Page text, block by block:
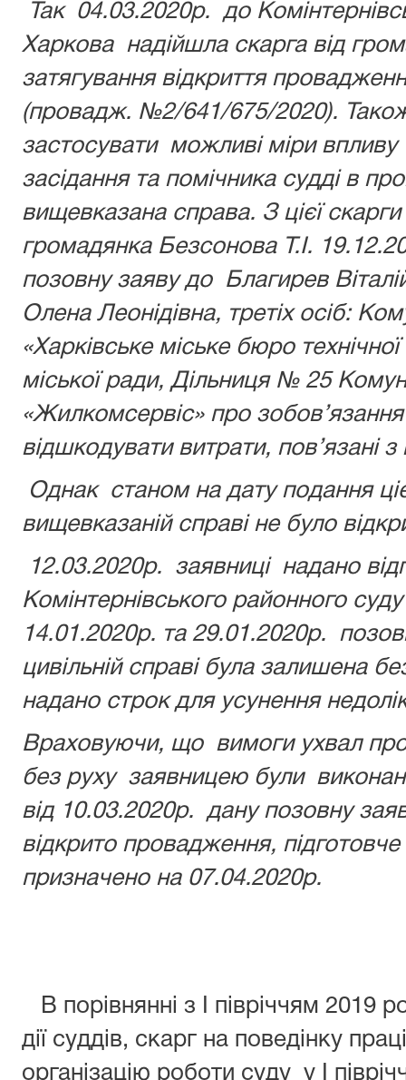
Так 04.03.2020р. до
Харкова надійшла скарга від
затягування відкриття
(провадж. №2/641/675/2020).
застосувати можливі міри
засідання та помічника судді в
вищевказана справа. З цієї
громадянка Безсонова Т.І.
позовну заяву до Благирев
Олена Леонідівна, третіх осіб:
«Харківське міське бюро технічної
міської ради, Дільниця № 25
«Жилкомсервіс» про зобов’язання
відшкодувати витрати, пов’язані
Однак станом на дату подання
вищевказаній справі не було
12.03.2020р. заявниці надано
Комінтернівського районного
14.01.2020р. та 29.01.2020р.
цивільній справі була залишена
надано строк для усунення
Враховуючи, що вимоги ухвал
без руху заявницею були
від 10.03.2020р. дану позовну
відкрито провадження,
призначено на 07.04.2020р.
В порівнянні з І півріччям 2019
дії суддів, скарг на поведінку
організацію роботи суду у І